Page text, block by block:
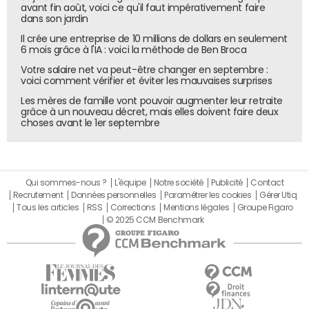
de recherche Bing Mobile).
Proposer un nouveau budget à la rédaction du
Journal du Net
Les derniers budgets
Source : Journal du Net
17/12
Stonepower, Cgo & Co, X-Prime, Kiala...
avant fin août, voici ce qu'il faut impérativement faire
dans son jardin
Il crée une entreprise de 10 millions de dollars en seulement
6 mois grâce à l'IA : voici la méthode de Ben Broca
Votre salaire net va peut-être changer en septembre :
voici comment vérifier et éviter les mauvaises surprises
Les mères de famille vont pouvoir augmenter leur retraite
grâce à un nouveau décret, mais elles doivent faire deux
choses avant le 1er septembre
Qui sommes-nous ? L'équipe Notre société Publicité
Contact
Recrutement
Données personnelles Paramétrer les cookies
Gérer Utiq
Tous les articles
RSS Corrections Mentions légales
Groupe Figaro
© 2025 CCM Benchmark